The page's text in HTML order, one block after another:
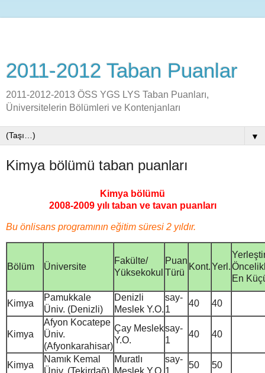
2011-2012 Taban Puanlar
2011-2012-2013 ÖSS YGS LYS Taban Puanları,
Üniversitelerin Bölümleri ve Kontenjanları
▼
Kimya bölümü taban puanları
Kimya bölümü
2008-2009 yılı taban ve tavan puanları
Bu önlisans programının eğitim süresi 2 yıldır.
Bölüm Üniversite
Fakülte/
Yüksekokul
Puan
Türü
Kont.Yerl.
En
Kimya
Pamukkale
Üniv. (Denizli)
Denizli
Meslek Y.O.
say-
1
40 40
Kimya
Afyon Kocatepe
Üniv.
(Afyonkarahisar)
Çay Meslek
Y.O.
say-
1
40 40
Kimya
Namık Kemal
Muratlı
say-
50 50